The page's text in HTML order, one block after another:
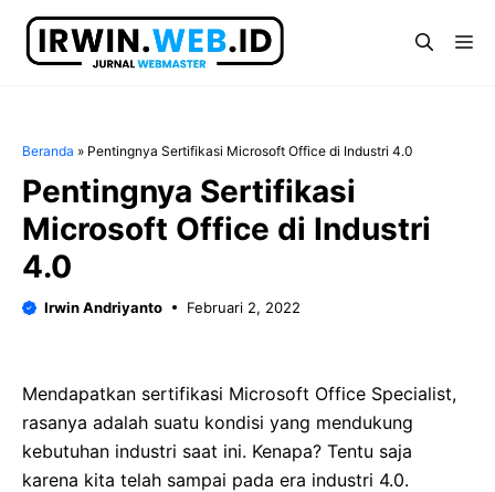
Langsung
Beranda » Pentingnya Sertifikasi Microsoft Office di Industri 4.0
Pentingnya Sertifikasi
Microsoft Office di Industri
4.0
Irwin Andriyanto Februari 2, 2022
Mendapatkan sertifikasi Microsoft Office Specialist,
rasanya adalah suatu kondisi yang mendukung
kebutuhan industri saat ini. Kenapa? Tentu saja
karena kita telah sampai pada era industri 4.0.